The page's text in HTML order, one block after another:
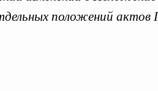
положений
со справками к